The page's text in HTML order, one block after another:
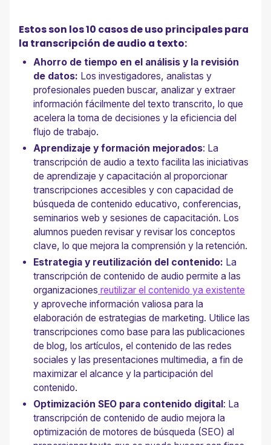
Estos son los 10 casos de uso principales para
la transcripción de audio a texto:
Ahorro de tiempo en el análisis y la revisión
de datos: Los investigadores, analistas y
profesionales pueden buscar, analizar y extraer
información fácilmente del texto transcrito, lo que
acelera la toma de decisiones y la eficiencia del
flujo de trabajo.
Aprendizaje y formación mejorados: La
transcripción de audio a texto facilita las iniciativas
de aprendizaje y capacitación al proporcionar
transcripciones accesibles y con capacidad de
búsqueda de contenido educativo, conferencias,
seminarios web y sesiones de capacitación. Los
alumnos pueden revisar y revisar los conceptos
clave, lo que mejora la comprensión y la retención.
Estrategia y reutilización del contenido: La
transcripción de contenido de audio permite a las
organizaciones reutilizar el contenido ya existente
y aproveche información valiosa para la
elaboración de estrategias de marketing. Utilice las
transcripciones como base para las publicaciones
de blog, los artículos, el contenido de las redes
sociales y las presentaciones multimedia, a fin de
maximizar el alcance y la participación del
contenido.
Optimización SEO para contenido digital: La
transcripción de contenido de audio mejora la
optimización de motores de búsqueda (SEO) al